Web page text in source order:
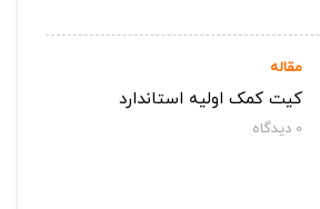
مقاله
کیت کمک اولیه استاندارد
0دیدگاه‌